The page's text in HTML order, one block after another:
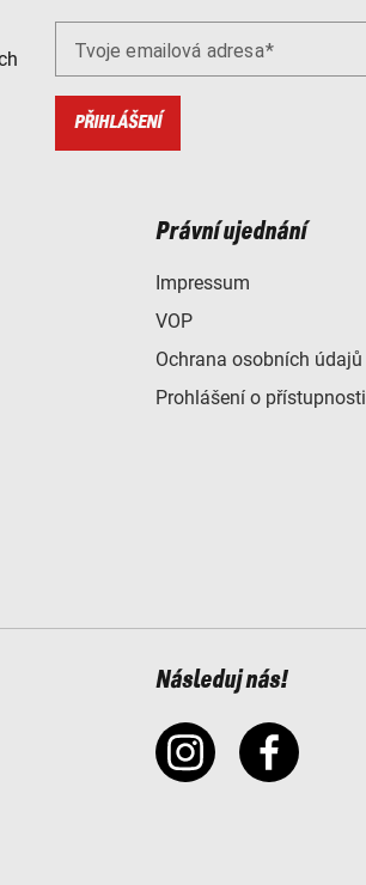
Tvoje emailová adresa
PŘIHLÁŠENÍ
Právní ujednání
Impressum
VOP
Ochrana osobních údajů
Prohlášení o přístupnosti
Následuj nás!